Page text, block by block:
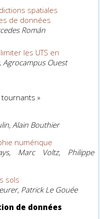
spatiales
de données
Román
les UTS en
Agrocampus Ouest
»
Alain Bouthier
numérique
Marc Voltz, Philippe
sols
Patrick Le Gouée
de données